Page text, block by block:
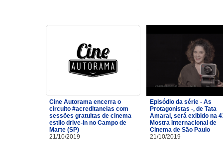
Cine Autorama encerra o
circuito #acreditanelas com
sessões gratuitas de cinema
estilo drive-in no Campo de
Marte (SP)
21/10/2019
Episódio da série - As
Protagonistas -, de Tata
Amaral, será exibido na
Mostra Internacional de
Cinema de São Paulo
21/10/2019